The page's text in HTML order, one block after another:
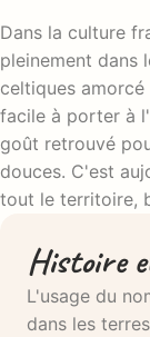
Dans la culture
pleinement dans
celtiques
facile à porter à
goût retrouvé
douces. C'est
tout le territoire,
Histoire
L'usage du
dans les